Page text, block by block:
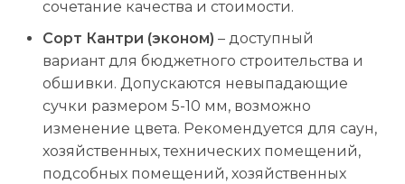
сочетание качества и стоимости.
Сорт Кантри (эконом) – доступный
вариант для бюджетного строительства и
обшивки. Допускаются невыпадающие
сучки размером 5-10 мм, возможно
изменение цвета. Рекомендуется для саун,
хозяйственных, технических помещений,
подсобных помещений, хозяйственных